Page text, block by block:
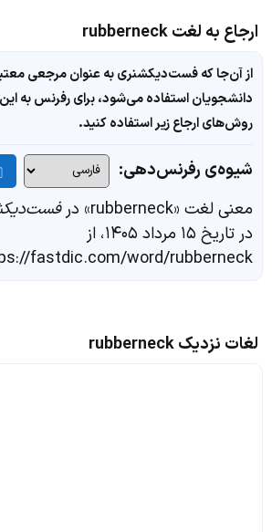
ارجاع به لغت rubberneck
از آن‌جا که فست‌دیکشنری به عنوان مرجعی
دانشجویان استفاده می‌شود، برای رفرنس به
روش‌های ارجاع زیر استفاده کنید.
شیوه‌ی رفرنس‌دهی:
معنی لغت «rubberneck» در
در تاریخ ۱۵ مرداد ۱۴۰۵، از
fastdic.com/word/rubberneck
لغات نزدیک rubberneck